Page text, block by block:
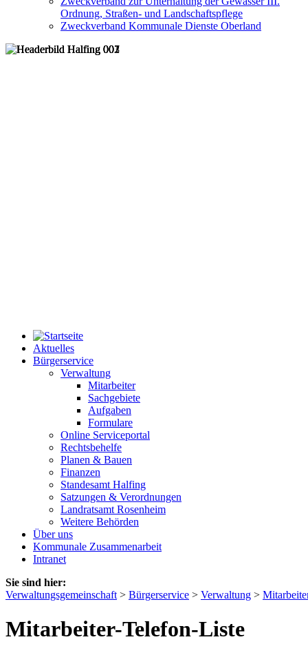
Ordnung, Straßen- und Landschaftspflege
Zweckverband Kommunale Dienste Oberland
Aktuelles
Bürgerservice
Verwaltung
Mitarbeiter
Sachgebiete
Aufgaben
Formulare
Online Serviceportal
Rechtsbehelfe
Planen & Bauen
Finanzen
Standesamt Halfing
Satzungen & Verordnungen
Landratsamt Rosenheim
Weitere Behörden
Über uns
Kommunale Zusammenarbeit
Intranet
Sie sind hier:
Verwaltungsgemeinschaft > Bürgerservice > Verwaltung >
Mitarbeiter-Telefon-Liste